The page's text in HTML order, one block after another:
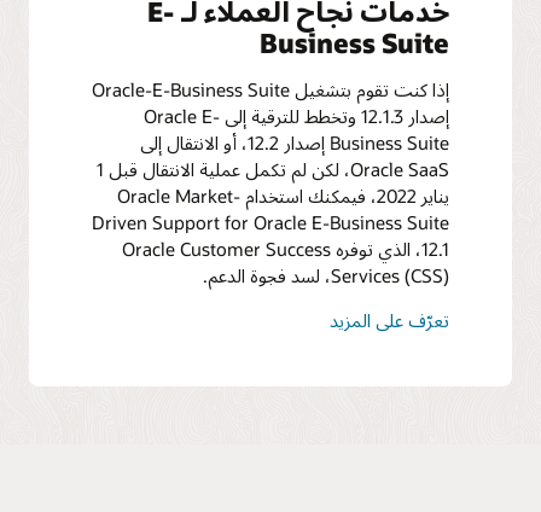
خدمات نجاح العملاء لـ E-
Business Suite
إذا كنت تقوم بتشغيل Oracle-E-Business Suite
إصدار 12.1.3 وتخطط للترقية إلى Oracle E-
Business Suite إصدار 12.2، أو الانتقال إلى
Oracle SaaS، لكن لم تكمل عملية الانتقال قبل 1
يناير 2022، فيمكنك استخدام Oracle Market-
Driven Support for Oracle E-Business Suite
12.1، الذي توفره Oracle Customer Success
Services (CSS)، لسد فجوة الدعم.
تعرّف على المزيد